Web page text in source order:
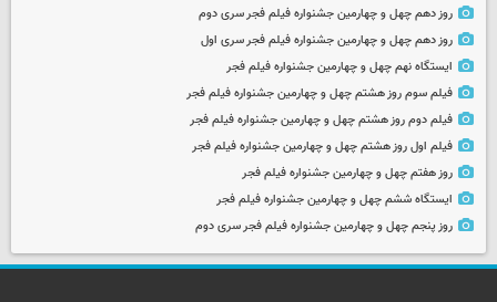
روز دهم چهل و چهارمین جشنواره فیلم فجر سری دوم
روز دهم چهل و چهارمین جشنواره فیلم فجر سری اول
ایستگاه نهم چهل و چهارمین جشنواره فیلم فجر
فیلم سوم روز هشتم چهل و چهارمین جشنواره فیلم فجر
فیلم دوم روز هشتم چهل و چهارمین جشنواره فیلم فجر
فیلم اول روز هشتم چهل و چهارمین جشنواره فیلم فجر
روز هفتم چهل و چهارمین جشنواره فیلم فجر
ایستگاه ششم چهل و چهارمین جشنواره فیلم فجر
روز پنجم چهل و چهارمین جشنواره فیلم فجر سری دوم